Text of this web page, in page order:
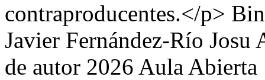
contraproducentes.</p>
Javier Fernández-Río Josu
de autor 2026 Aula Abierta